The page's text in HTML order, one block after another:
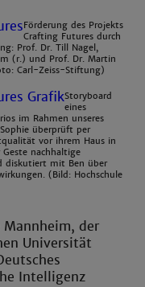
Förderung des Projekts
Crafting Futures durch
Prof. Dr. Till Nagel,
(r.) und Prof. Dr. Martin
Carl-Zeiss-Stiftung)
Storyboard
eines
im Rahmen unseres
überprüft per
vor ihrem Haus in
nachhaltige
diskutiert mit Ben über
(Bild: Hochschule
der
Universität
Intelligenz